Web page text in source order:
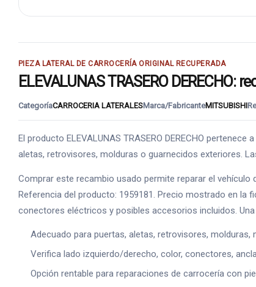
PIEZA LATERAL DE CARROCERÍA ORIGINAL RECUPERADA
ELEVALUNAS TRASERO DERECHO:
CategoríaCARROCERIA LATERALESMarca/FabricanteMITSUBISHI
El producto ELEVALUNAS TRASERO DERECHO
aletas, retrovisores, molduras o guarnecidos exteriores.
Comprar este recambio usado permite reparar el vehículo
Referencia del producto: 1959181. Precio mostrado en la
conectores eléctricos y posibles accesorios incluidos.
Adecuado para puertas, aletas, retrovisores, molduras,
Verifica lado izquierdo/derecho, color, conectores,
Opción rentable para reparaciones de carrocería con